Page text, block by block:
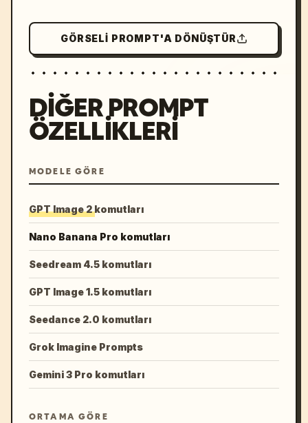
GÖRSELI PROMPT'A DÖNÜŞTÜR
DIĞER PROMPT
ÖZELLIKLERI
MODELE GÖRE
GPT Image 2 komutları
Nano Banana Pro komutları
Seedream 4.5 komutları
GPT Image 1.5 komutları
Seedance 2.0 komutları
Grok Imagine Prompts
Gemini 3 Pro komutları
ORTAMA GÖRE